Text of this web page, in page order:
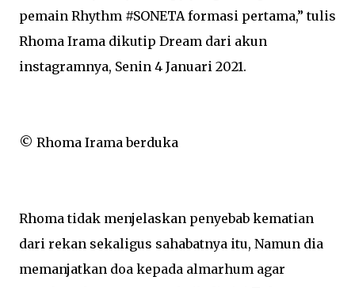
pemain Rhythm #SONETA formasi pertama,” tulis
Rhoma Irama dikutip Dream dari akun
instagramnya, Senin 4 Januari 2021.
© Rhoma Irama berduka
Rhoma tidak menjelaskan penyebab kematian
dari rekan sekaligus sahabatnya itu, Namun dia
memanjatkan doa kepada almarhum agar